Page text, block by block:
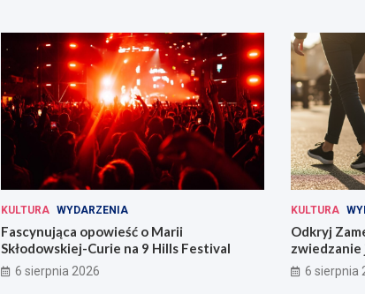
KULTURA WYDARZENIA
Fascynująca opowieść o Marii
Skłodowskiej-Curie na 9 Hills Festival
6 sierpnia 2026
KULTURA
Odkryj
zwiedzanie
6 sierpnia